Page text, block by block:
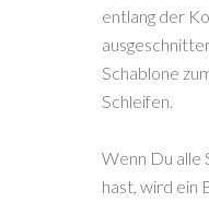
entlang der
Schablone
Schleifen.
Wenn Du alle
hast, wird ein